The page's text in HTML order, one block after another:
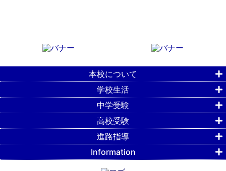
本校について
学校生活
中学受験
高校受験
進路指導
Information